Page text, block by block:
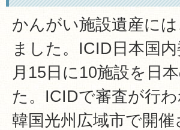
かんがい施設遺産に
ました。ICID日本国
月15日に10施設を日
た。ICIDで審査が行
韓国光州広域市で開